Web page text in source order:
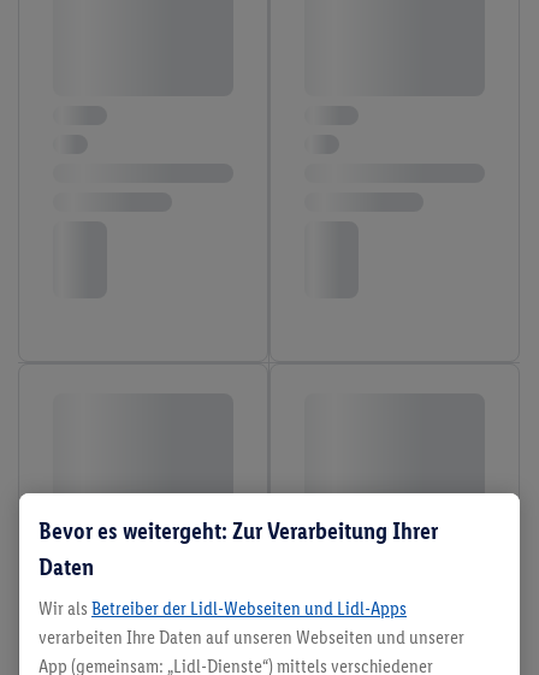
Bevor es weitergeht: Zur Verarbeitung Ihrer
Daten
Wir als Betreiber der Lidl-Webseiten und Lidl-Apps
verarbeiten Ihre Daten auf unseren Webseiten und unserer
App (gemeinsam: „Lidl-Dienste“) mittels verschiedener